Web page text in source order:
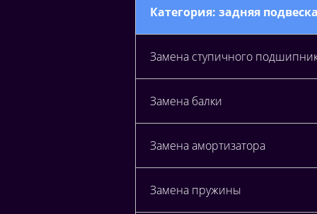
Категория: задняя
Замена ступичного
Замена балки
Замена амортизатора
Замена пружины